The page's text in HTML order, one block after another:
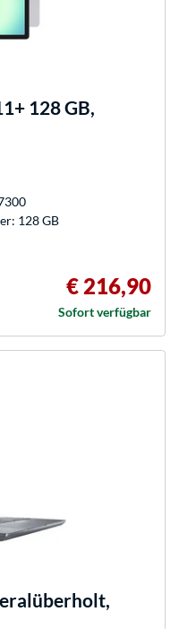
128 GB,
128 GB
€ 216,90
Sofort verfügbar